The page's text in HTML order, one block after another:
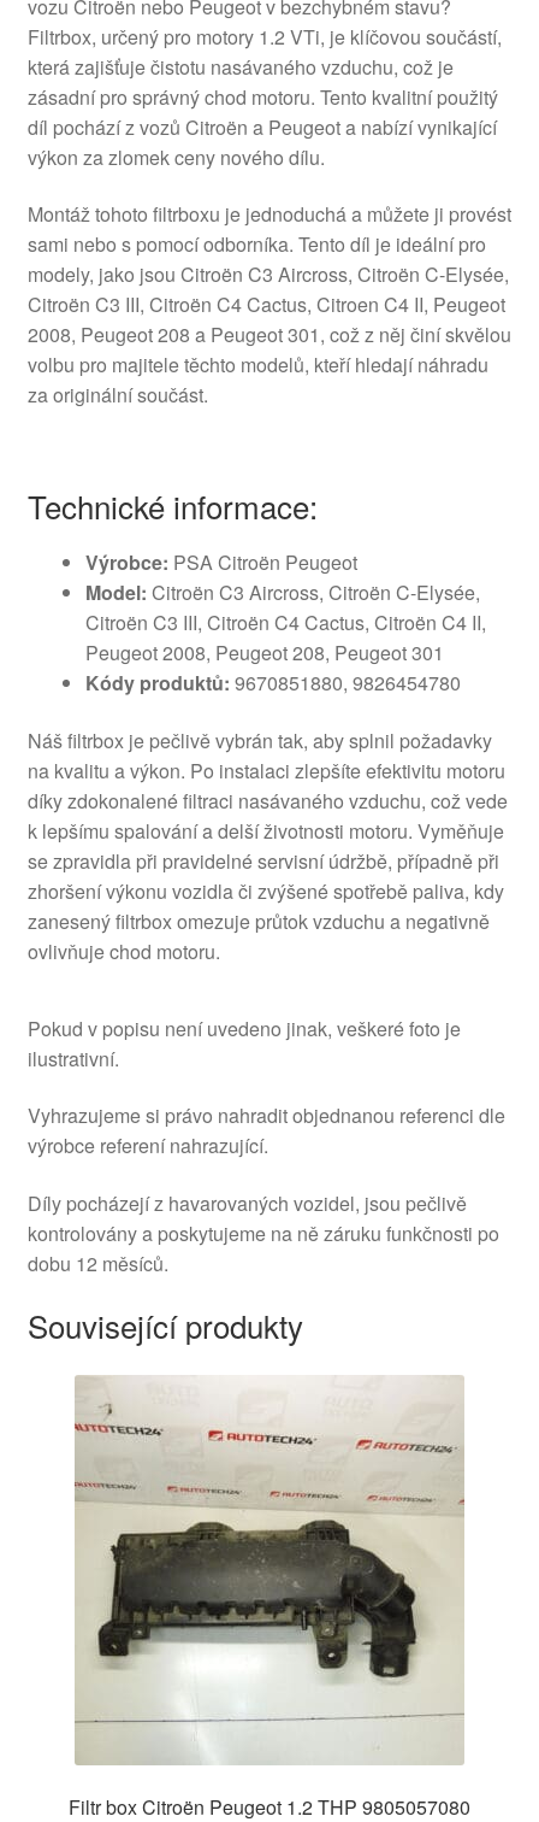
vozu Citroën nebo Peugeot v bezchybném stavu?
Filtrbox, určený pro motory 1.2 VTi, je klíčovou součástí,
která zajišťuje čistotu nasávaného vzduchu, což je
zásadní pro správný chod motoru. Tento kvalitní použitý
díl pochází z vozů Citroën a Peugeot a nabízí vynikající
výkon za zlomek ceny nového dílu.
Montáž tohoto filtrboxu je jednoduchá a můžete ji provést
sami nebo s pomocí odborníka. Tento díl je ideální pro
modely, jako jsou Citroën C3 Aircross, Citroën C-Elysée,
Citroën C3 III, Citroën C4 Cactus, Citroen C4 II, Peugeot
2008, Peugeot 208 a Peugeot 301, což z něj činí skvělou
volbu pro majitele těchto modelů, kteří hledají náhradu
za originální součást.
Technické informace:
Výrobce: PSA Citroën Peugeot
Model: Citroën C3 Aircross, Citroën C-Elysée,
Citroën C3 III, Citroën C4 Cactus, Citroën C4 II,
Peugeot 2008, Peugeot 208, Peugeot 301
Kódy produktů: 9670851880, 9826454780
Náš filtrbox je pečlivě vybrán tak, aby splnil požadavky
na kvalitu a výkon. Po instalaci zlepšíte efektivitu motoru
díky zdokonalené filtraci nasávaného vzduchu, což vede
k lepšímu spalování a delší životnosti motoru. Vyměňuje
se zpravidla při pravidelné servisní údržbě, případně při
zhoršení výkonu vozidla či zvýšené spotřebě paliva, kdy
zanesený filtrbox omezuje průtok vzduchu a negativně
ovlivňuje chod motoru.
Pokud v popisu není uvedeno jinak, veškeré foto je
ilustrativní.
Vyhrazujeme si právo nahradit objednanou referenci dle
výrobce referení nahrazující.
Díly pocházejí z havarovaných vozidel, jsou pečlivě
kontrolovány a poskytujeme na ně záruku funkčnosti po
dobu 12 měsíců.
Související produkty
Filtr box Citroën Peugeot 1.2 THP 9805057080